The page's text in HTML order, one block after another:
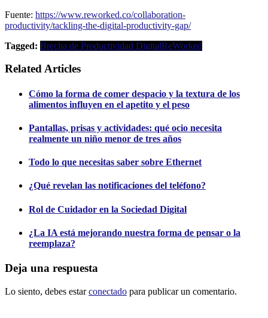
Fuente: https://www.reworked.co/collaboration-
productivity/tackling-the-digital-productivity-gap/
Tagged: Brecha de Productividad DigitalReWorked
Related Articles
Cómo la forma de comer despacio y la textura de los
alimentos influyen en el apetito y el peso
Pantallas, prisas y actividades: qué ocio necesita
realmente un niño menor de tres años
Todo lo que necesitas saber sobre Ethernet
¿Qué revelan las notificaciones del teléfono?
Rol de Cuidador en la Sociedad Digital
¿La IA está mejorando nuestra forma de pensar o la
reemplaza?
Deja una respuesta
Lo siento, debes estarconectado para publicar un comentario.